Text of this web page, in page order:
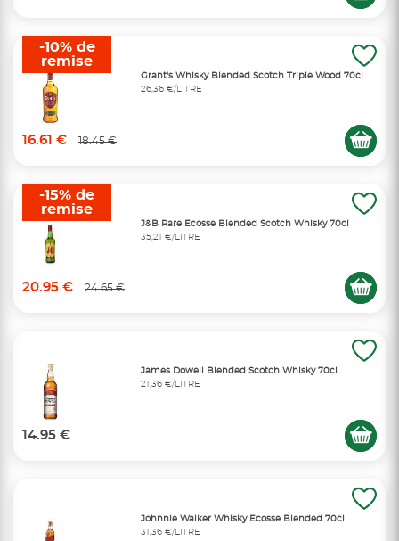
Grant's Whisky Blended Scotch Triple Wood 70cl
26,36 €/LITRE
16.61 € 18.45 €
-10% de
remise
J&B Rare Ecosse Blended Scotch Whisky 70cl
35,21 €/LITRE
20.95 € 24.65 €
-15% de
remise
James Dowell Blended Scotch Whisky 70cl
21,36 €/LITRE
14.95 €
Johnnie Walker Whisky Ecosse Blended 70cl
31,36 €/LITRE